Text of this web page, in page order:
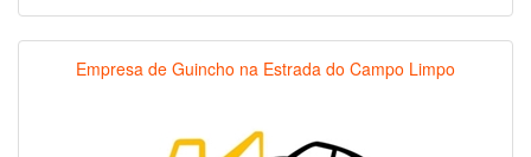
Empresa de Guincho na Estrada do Campo Limpo